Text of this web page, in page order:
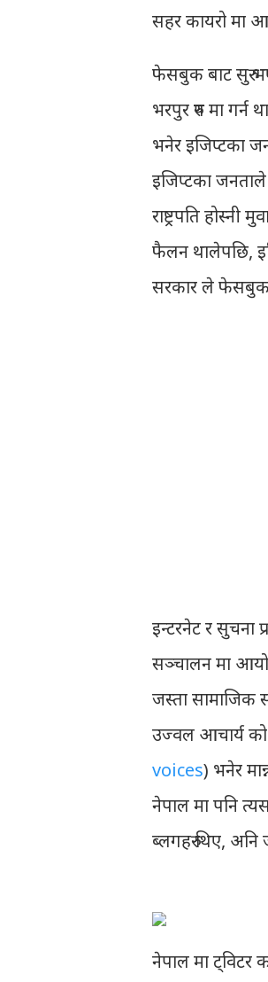
सहर कायरो मा
फेसबुक बाट सुरु
भरपुर रुप मा
भनेर इजिप्टका
इजिप्टका
राष्ट्रपति
फैलन थालेपछि,
सरकार ले फेसबुक,
इन्टरनेट र सुचना
सञ्चालन मा
जस्ता सामाजिक
उज्वल आचार्य
voices) भनेर
नेपाल मा पनि
ब्लगहरु थिए,
नेपाल मा ट्विटर